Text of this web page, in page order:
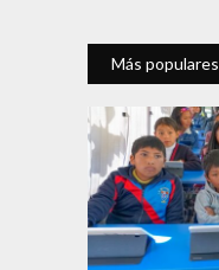
Más populares